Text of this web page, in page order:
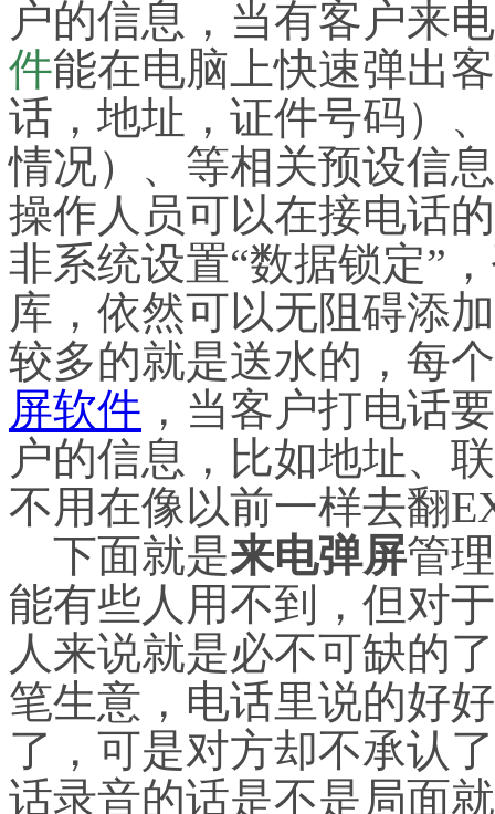
户的信息，当有客户来
件能在电脑上快速弹出
话，地址，证件号码）
情况）、等相关预设信
操作人员可以在接电话
非系统设置“数据锁定”
库，依然可以无阻碍添
较多的就是送水的，每
屏软件 ，当客户打电话
户的信息，比如地址、
不用在像以前一样去翻
下面就是来电弹屏管
能有些人用不到，但对
人来说就是必不可缺的
笔生意，电话里说的好
了，可是对方却不承认
话录音的话是不是局面